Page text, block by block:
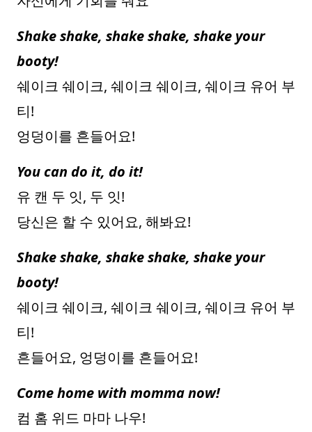
Shake shake, shake shake, shake your
booty!
쉐이크 쉐이크, 쉐이크 쉐이크, 쉐이크 유어 부
티!
엉덩이를 흔들어요!
You can do it, do it!
유 캔 두 잇, 두 잇!
당신은 할 수 있어요, 해봐요!
Shake shake, shake shake, shake your
booty!
쉐이크 쉐이크, 쉐이크 쉐이크, 쉐이크 유어 부
티!
흔들어요, 엉덩이를 흔들어요!
Come home with momma now!
컴 홈 위드 마마 나우!